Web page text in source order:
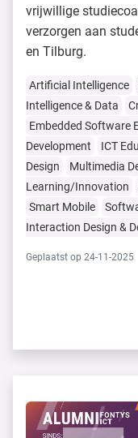
vrijwillige
verzorgen aan
en Tilburg.
Artificial Intelligence
Intelligence & Data
Embedded Software
Development
ICT
Design
Multimedia
Learning/Innovation
Smart Mobile
Interaction Design &
Geplaatst op 24-11-2025